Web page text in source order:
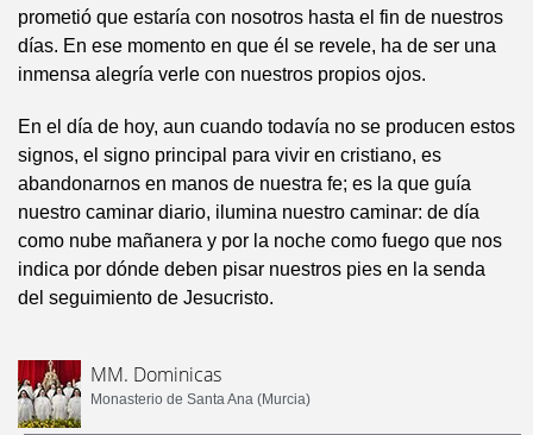
prometió que estaría con nosotros hasta el fin de nuestros
días. En ese momento en que él se revele, ha de ser una
inmensa alegría verle con nuestros propios ojos.
En el día de hoy, aun cuando todavía no se producen estos
signos, el signo principal para vivir en cristiano, es
abandonarnos en manos de nuestra fe; es la que guía
nuestro caminar diario, ilumina nuestro caminar: de día
como nube mañanera y por la noche como fuego que nos
indica por dónde deben pisar nuestros pies en la senda
del seguimiento de Jesucristo.
MM. Dominicas
Monasterio de Santa Ana (Murcia)